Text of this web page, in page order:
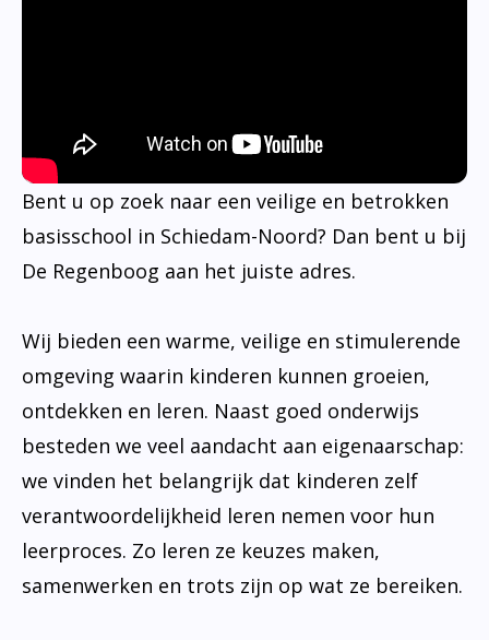
Bent u op zoek naar een veilige en betrokken
basisschool in Schiedam-Noord? Dan bent u bij
De Regenboog aan het juiste adres.
Wij bieden een warme, veilige en stimulerende
omgeving waarin kinderen kunnen groeien,
ontdekken en leren. Naast goed onderwijs
besteden we veel aandacht aan eigenaarschap:
we vinden het belangrijk dat kinderen zelf
verantwoordelijkheid leren nemen voor hun
leerproces. Zo leren ze keuzes maken,
samenwerken en trots zijn op wat ze bereiken.